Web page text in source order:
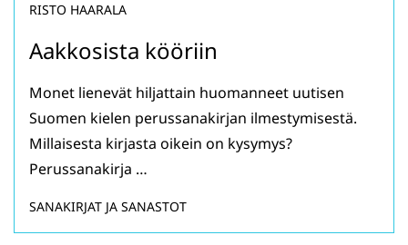
Aakkosista kööriin
RISTO HAARALA
Monet lienevät hiljattain huomanneet uutisen
Suomen kielen perussanakirjan ilmestymisestä.
Millaisesta kirjasta oikein on kysymys?
Perussanakirja …
SANAKIRJAT JA SANASTOT